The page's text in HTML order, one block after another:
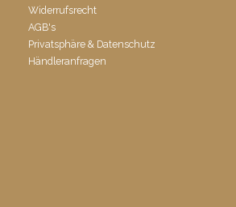
Widerrufsrecht
AGB's
Privatsphäre & Datenschutz
Händleranfragen